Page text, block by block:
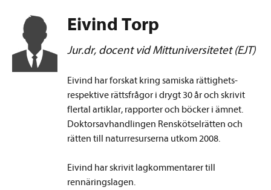
Eivind Torp
Jur.dr, docent vid Mittuniversitetet (EJT)
Eivind har forskat kring samiska rättighets-
respektive rättsfrågor i drygt 30 år och skrivit
flertal artiklar, rapporter och böcker i ämnet.
Doktorsavhandlingen Renskötselrätten och
rätten till naturresurserna utkom 2008.
Eivind har skrivit lagkommentarer till
rennäringslagen.